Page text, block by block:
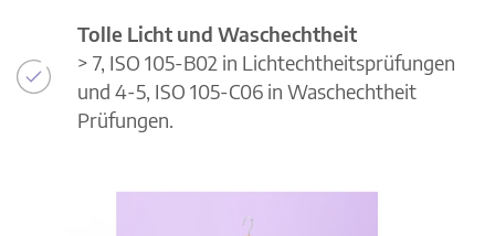
Tolle Licht und Waschechtheit
> 7, ISO 105-B02 in Lichtechtheitsprüfungen
und 4-5, ISO 105-C06 in Waschechtheit
Prüfungen.